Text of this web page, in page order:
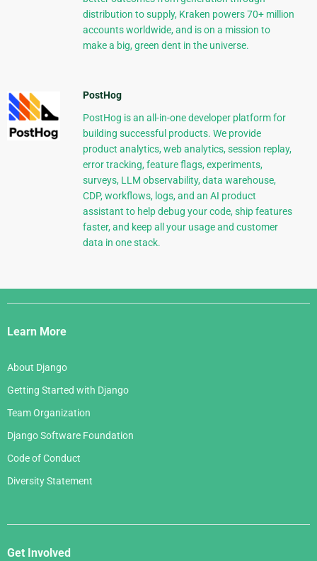
distribution to supply, Kraken powers 70+ million
accounts worldwide, and is on a mission to
make a big, green dent in the universe.
PostHog
PostHog is an all-in-one developer platform for
building successful products. We provide
product analytics, web analytics, session replay,
error tracking, feature flags, experiments,
surveys, LLM observability, data warehouse,
CDP, workflows, logs, and an AI product
assistant to help debug your code, ship features
faster, and keep all your usage and customer
data in one stack.
Django
Links
Learn More
About Django
Getting Started with Django
Team Organization
Django Software Foundation
Code of Conduct
Diversity Statement
Get Involved